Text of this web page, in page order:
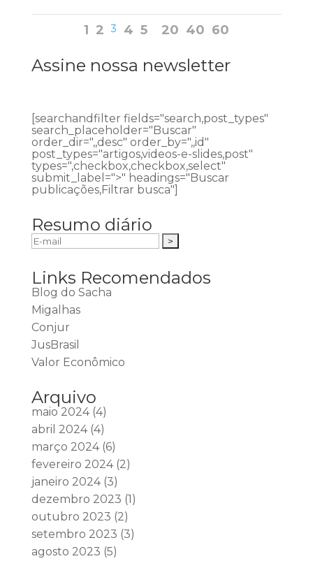
1 2 3 4 5 20 40 60
Assine nossa newsletter
[searchandfilter fields="search,post_types"
search_placeholder="Buscar"
order_dir=",,desc" order_by=",,id"
post_types="artigos,videos-e-slides,post"
types=",checkbox,checkbox,select"
submit_label=">" headings="Buscar
publicações,Filtrar busca"]
Resumo diário
Links Recomendados
Blog do Sacha
Migalhas
Conjur
JusBrasil
Valor Econômico
Arquivo
maio 2024(4)
abril 2024(4)
março 2024(6)
fevereiro 2024(2)
janeiro 2024(3)
dezembro 2023 (1)
outubro 2023 (2)
setembro 2023 (3)
agosto 2023 (5)